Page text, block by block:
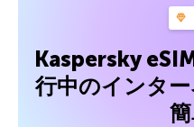
Kaspersky
行中のインタ